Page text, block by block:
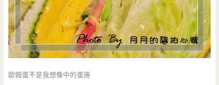
歐姆蛋不是我想像中的蛋捲